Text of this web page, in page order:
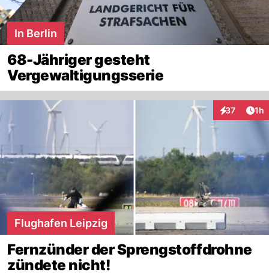
In Berlin
68-Jähriger gesteht
Vergewaltigungsserie
37 1h
Flughafen Leipzig
Fernzünder der Sprengstoffdrohne
zündete nicht!